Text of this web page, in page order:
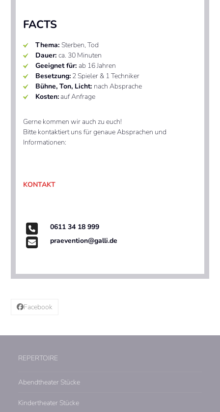
FACTS
Thema:Sterben, Tod
Dauer:ca. 30 Minuten
Geeignet für: ab 16 Jahren
Besetzung: 2 Spieler & 1 Techniker
Bühne,Ton, Licht: nach Absprache
Kosten: auf Anfrage
Gerne kommen wir auch zu euch!
Bitte kontaktiert uns für genaue Absprachen und
Informationen:
KONTAKT
0611 34 18 999
praevention@galli.de
Facebook
REPERTOIRE
Abendtheater Stücke
Kindertheater Stücke